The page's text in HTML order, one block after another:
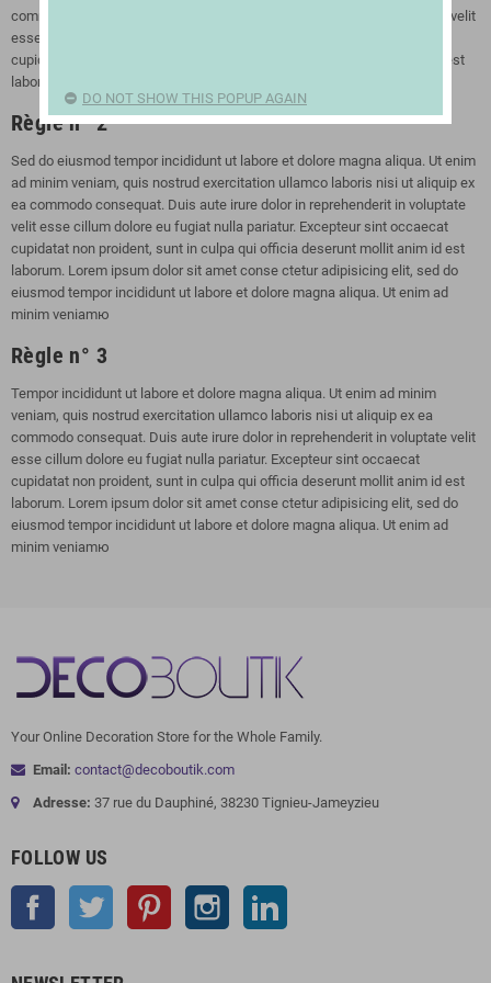
commodo consequat. Duis aute irure dolor in reprehenderit in voluptate velit
esse cillum dolore eu fugiat nulla pariatur. Excepteur sint occaecat
cupidatat non proident, sunt in culpa qui officia deserunt mollit anim id est
laborum.
Règle n° 2
Sed do eiusmod tempor incididunt ut labore et dolore magna aliqua. Ut enim
ad minim veniam, quis nostrud exercitation ullamco laboris nisi ut aliquip ex
ea commodo consequat. Duis aute irure dolor in reprehenderit in voluptate
velit esse cillum dolore eu fugiat nulla pariatur. Excepteur sint occaecat
cupidatat non proident, sunt in culpa qui officia deserunt mollit anim id est
laborum. Lorem ipsum dolor sit amet conse ctetur adipisicing elit, sed do
eiusmod tempor incididunt ut labore et dolore magna aliqua. Ut enim ad
minim veniamю
Règle n° 3
Tempor incididunt ut labore et dolore magna aliqua. Ut enim ad minim
veniam, quis nostrud exercitation ullamco laboris nisi ut aliquip ex ea
commodo consequat. Duis aute irure dolor in reprehenderit in voluptate velit
esse cillum dolore eu fugiat nulla pariatur. Excepteur sint occaecat
cupidatat non proident, sunt in culpa qui officia deserunt mollit anim id est
laborum. Lorem ipsum dolor sit amet conse ctetur adipisicing elit, sed do
eiusmod tempor incididunt ut labore et dolore magna aliqua. Ut enim ad
minim veniamю
Your Online Decoration Store for the Whole Family.
Email: contact@decoboutik.com
Adresse: 37 rue du Dauphiné, 38230 Tignieu-Jameyzieu
FOLLOW US
Facebook Twitter Pinterest Instagram
DO NOT SHOW THIS POPUP AGAIN